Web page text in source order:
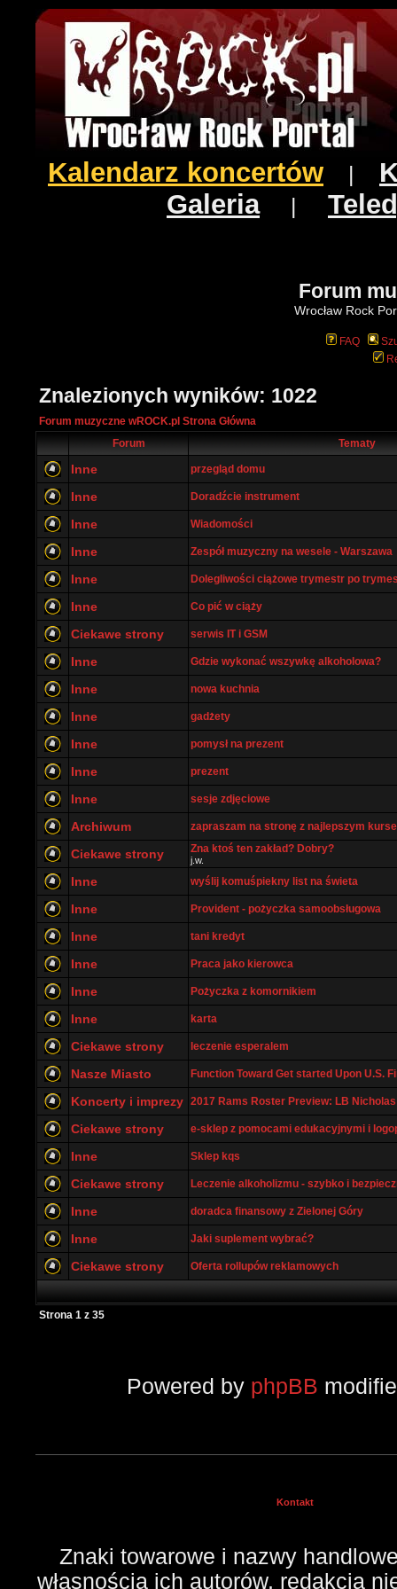
Kalendarz koncertów
Galeria|
Forum
Wrocław Rock
FAQ
Znalezionych wyników: 1022
Forum muzyczne wROCK.pl Strona Główna
Forum
Tematy
Inne przegląd domu
Inne Doradźcie instrument
Inne Wiadomości
Inne Zespół muzyczny na wesele - Warszawa
Inne Dolegliwości ciążowe trymestr po
Inne Co pić w ciąży
Ciekawe strony serwis IT i GSM
Inne Gdzie wykonać wszywkę alkoholowa?
Inne nowa kuchnia
Inne gadżety
Inne pomysł na prezent
Inne prezent
Inne sesje zdjęciowe
Archiwum zapraszam na stronę z najlepszym
Ciekawe strony Zna ktoś ten zakład? Dobry?
j.w.
Inne wyślij komuśpiekny list na świeta
Inne Provident - pożyczka samoobsługowa
Inne tani kredyt
Inne Praca jako kierowca
Inne Pożyczka z komornikiem
Inne karta
Ciekawe strony leczenie esperalem
Nasze Miasto Function Toward Get started Upon U.S.
Koncerty i imprezy 2017 Rams Roster Preview: LB
Ciekawe strony e-sklep z pomocami edukacyjnymi i
Inne Sklep kqs
Ciekawe strony Leczenie alkoholizmu - szybko i
Inne doradca finansowy z Zielonej Góry
Inne Jaki suplement wybrać?
Ciekawe strony Oferta rollupów reklamowych
Strona 1 z 35
Powered by phpBB
Kontakt
Znaki towarowe i nazwy
własnością ich autorów, redakcja